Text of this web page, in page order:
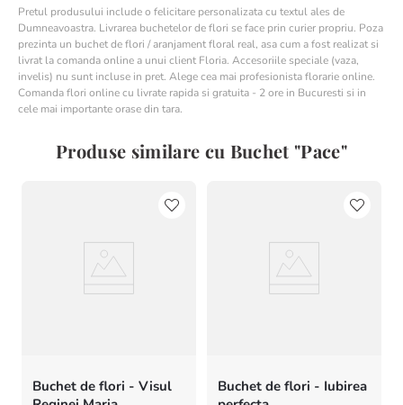
Pretul produsului include o felicitare personalizata cu textul ales de
Dumneavoastra. Livrarea buchetelor de flori se face prin curier propriu. Poza
prezinta un buchet de flori / aranjament floral real, asa cum a fost realizat si
livrat la comanda online a unui client Floria. Accesoriile speciale (vaza,
invelis) nu sunt incluse in pret. Alege cea mai profesionista florarie online.
Comanda flori online cu livrate rapida si gratuita - 2 ore in Bucuresti si in
cele mai importante orase din tara.
Produse similare cu Buchet "Pace"
Buchet de flori - Visul
Buchet de flori - Iubirea